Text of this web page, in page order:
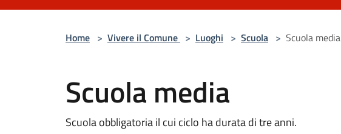
Home > Vivere il Comune > Luoghi > Scuola > Scuola media
Scuola media
Scuola obbligatoria il cui ciclo ha durata di tre anni.